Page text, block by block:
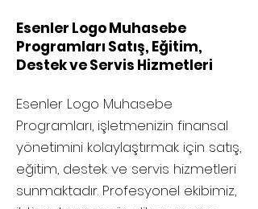
Esenler Logo Muhasebe
Programları Satış, Eğitim,
Destek ve Servis Hizmetleri
Esenler Logo Muhasebe
Programları, işletmenizin finansal
yönetimini kolaylaştırmak için satış,
eğitim, destek ve servis hizmetleri
sunmaktadır. Profesyonel ekibimiz,